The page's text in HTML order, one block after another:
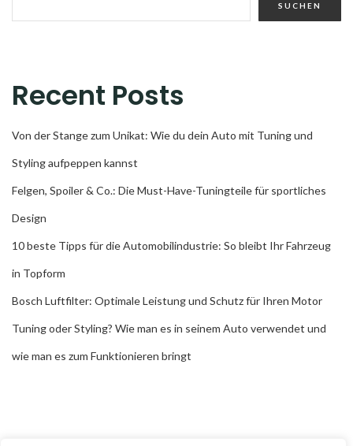
SUCHEN
Recent Posts
Von der Stange zum Unikat: Wie du dein Auto mit Tuning und
Styling aufpeppen kannst
Felgen, Spoiler & Co.: Die Must-Have-Tuningteile für sportliches
Design
10 beste Tipps für die Automobilindustrie: So bleibt Ihr Fahrzeug
in Topform
Bosch Luftfilter: Optimale Leistung und Schutz für Ihren Motor
Tuning oder Styling? Wie man es in seinem Auto verwendet und
wie man es zum Funktionieren bringt